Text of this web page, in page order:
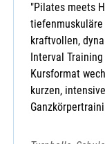
"Pilates meets
kraftvollen,
Interval
Kursformat
kurzen,